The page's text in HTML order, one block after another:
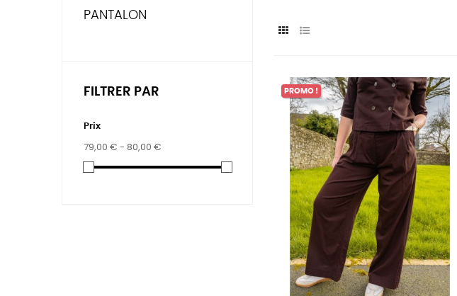
PANTALON
FILTRER PAR
Prix
79,00 € - 80,00 €
PROMO !